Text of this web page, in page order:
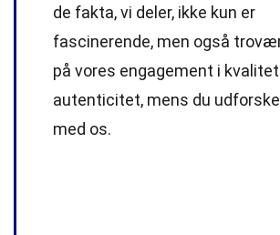
de fakta, vi deler, ikke kun er
fascinerende, men også
på vores engagement i
autenticitet, mens du
med os.